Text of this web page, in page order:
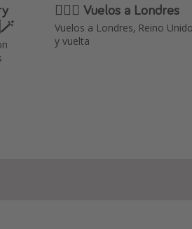
💂🏼‍♀️ Vuelos a Londres
Vuelos a Londres, Reino
y vuelta